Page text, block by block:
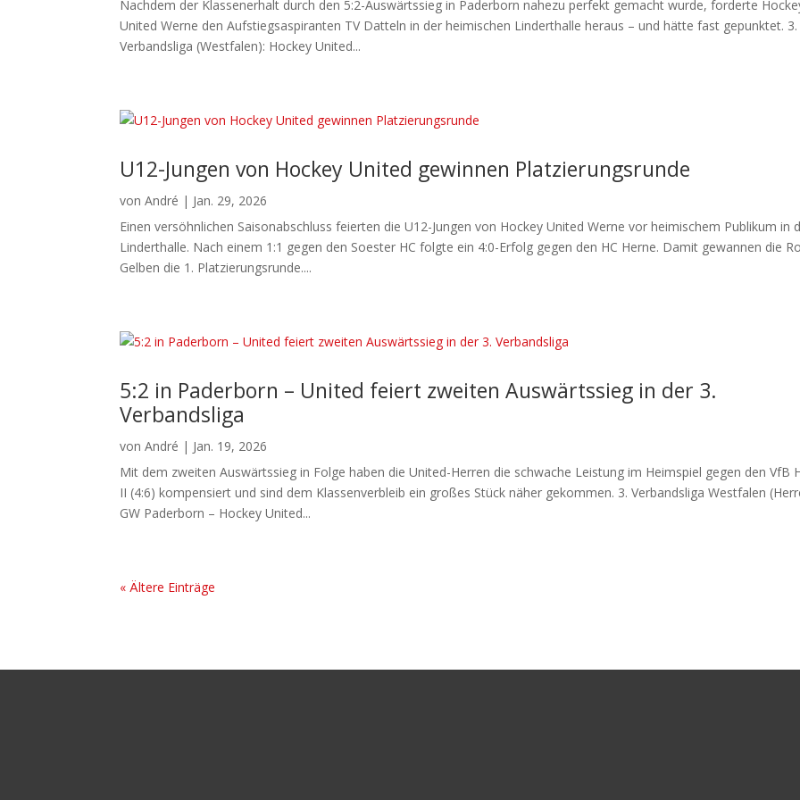
Nachdem der Klassenerhalt durch den 5:2-Auswärtssieg in Paderborn nahezu perfekt gemacht wurde, forderte
United Werne den Aufstiegsaspiranten TV Datteln in der heimischen Linderthalle heraus – und hätte fast gepunktet. 3.
Verbandsliga (Westfalen): Hockey United...
U12-Jungen von Hockey United gewinnen Platzierungsrunde
vonAndré | Jan. 29, 2026
Einen versöhnlichen Saisonabschluss feierten die U12-Jungen von Hockey United Werne vor heimischem Publikum in
Linderthalle. Nach einem 1:1 gegen den Soester HC folgte ein 4:0-Erfolg gegen den HC Herne. Damit gewannen die
Gelben die 1. Platzierungsrunde....
5:2 in Paderborn – United feiert zweiten Auswärtssieg in der 3.
Verbandsliga
vonAndré | Jan. 19, 2026
Mit dem zweiten Auswärtssieg in Folge haben die United-Herren die schwache Leistung im Heimspiel gegen den VfB
II (4:6) kompensiert und sind dem Klassenverbleib ein großes Stück näher gekommen. 3. Verbandsliga Westfalen
GW Paderborn – Hockey United...
« Ältere Einträge